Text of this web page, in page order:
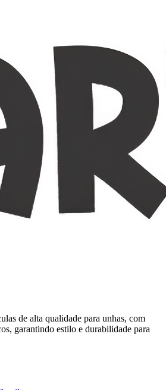
de alta qualidade para unhas, com
garantindo estilo e durabilidade para